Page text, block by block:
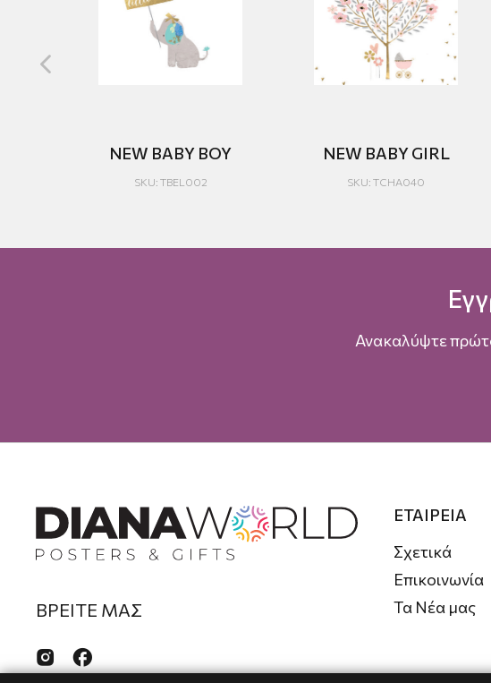
NEW BABY BOY
SKU: TBEL002
NEW BABY GIRL
SKU: TCHA040
Ανακαλύψτε
ΒΡΕΙΤΕ ΜΑΣ
 
ΕΤΑΙΡΕΙΑ
Σχετικά
Επικοινωνία
Τα Νέα μας